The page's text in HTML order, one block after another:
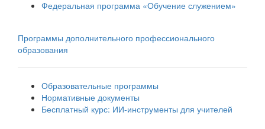
Федеральная программа «Обучение служением»
Программы дополнительного профессионального
образования
Образовательные программы
Нормативные документы
Бесплатный курс: ИИ‑инструменты для учителей